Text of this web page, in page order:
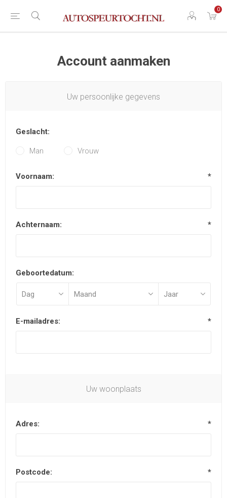
0
Account aanmaken
Uw persoonlijke gegevens
Geslacht:
Man Vrouw
Voornaam: *
Achternaam: *
Geboortedatum:
E-mailadres: *
Uw woonplaats
Adres: *
Postcode: *